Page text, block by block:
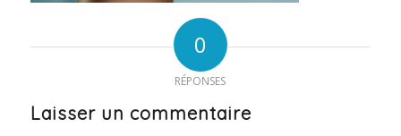
0
RÉPONSES
Laisser un commentaire